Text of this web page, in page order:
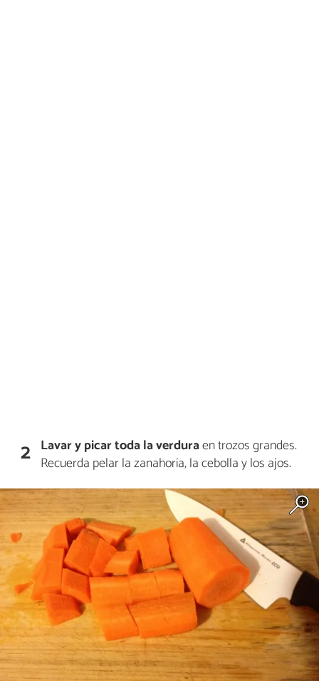
2 Lavar y picar toda la verduraen trozos grandes.
Recuerda pelar la zanahoria, la cebolla y los ajos.